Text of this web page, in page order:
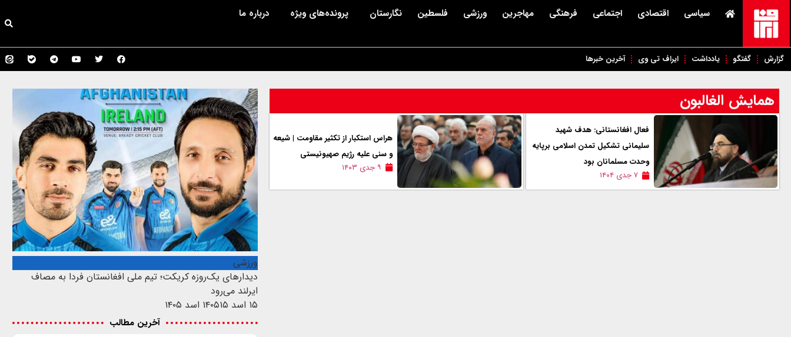
سیاسی اقتصادی اجتماعی فرهنگی مهاجرین ورزشی فلسطین نگارستان پرونده‌های ویژه درباره ما
گزارش گفتگو یادداشت ایراف تی وی آخرین خبرها
همایش الغالبون
فعال افغانستانی: هدف شهید
سلیمانی تشکیل تمدن اسلامی برپایه
وحدت مسلمانان بود
۷ جدی ۱۴۰۴
هراس استکبار از تکثیر مقاومت | شیعه
و سنی علیه رژیم صهیونیستی
۹ جدی ۱۴۰۳
ورزشی
دیدارهای یک‌روزه کریکت؛ تیم ملی افغانستان فردا به مصاف
ایرلند می‌رود
۱۵ اسد ۱۴۰۵
۱۵ اسد ۱۴۰۵
آخرین مطالب